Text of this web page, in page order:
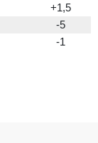
+1,5
-5
-1